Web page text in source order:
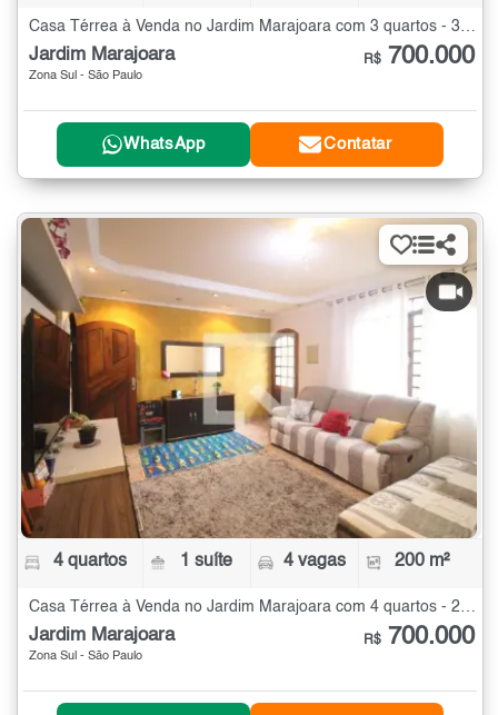
Jardim Marajoara
Zona Sul - São Paulo
R$ 700.000
WhatsApp Contatar
4 quartos 1 suíte 4 vagas 200 m²
Jardim Marajoara
Zona Sul - São Paulo
R$ 700.000